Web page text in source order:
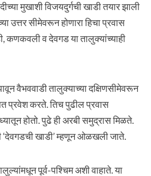
मुखाशी विजयदुर्गची खाडी तयार झाली
उत्तर सीमेवरून होणारा हिचा प्रवास
कणकवली व देवगड या तालुक्यांच्याही
वैभववाडी तालुक्याच्या दक्षिणसीमेवरून
प्रवेश करते. तिच पुढील प्रवास
होतो. पुढे ही अरबी समुद्रास मिळते.
‘देवगडची खाडी’ म्हणून ओळखली जाते.
पूर्व-पश्चिम अशी वाहाते. या